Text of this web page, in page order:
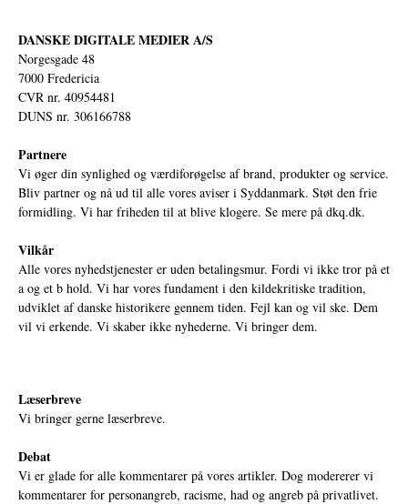
DANSKE DIGITALE MEDIER A/S
Norgesgade 48
7000 Fredericia
CVR nr. 40954481
DUNS nr. 306166788
Partnere
Vi øger din synlighed og værdiforøgelse af brand, produkter og service.
Bliv partner og nå ud til alle vores aviser i Syddanmark. Støt den frie
formidling. Vi har friheden til at blive klogere. Se mere på dkq.dk.
Vilkår
Alle vores nyhedstjenester er uden betalingsmur. Fordi vi ikke tror på et
a og et b hold. Vi har vores fundament i den kildekritiske tradition,
udviklet af danske historikere gennem tiden. Fejl kan og vil ske. Dem
vil vi erkende. Vi skaber ikke nyhederne. Vi bringer dem.
Læserbreve
Vi bringer gerne læserbreve.
Debat
Vi er glade for alle kommentarer på vores artikler. Dog modererer vi
kommentarer for personangreb, racisme, had og angreb på privatlivet.